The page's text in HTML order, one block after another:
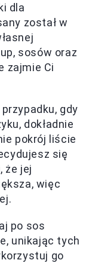
dla
został w
sosów oraz
zajmie Ci
przypadku, gdy
dokładnie
pokrój liście
się
że jej
więc
po sos
unikając tych
go